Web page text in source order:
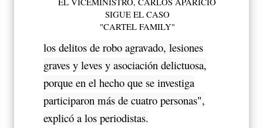
SIGUE EL CASO
"CARTEL FAMILY"
los delitos de robo agravado, lesiones
graves y leves y asociación delictuosa,
porque en el hecho que se investiga
participaron más de cuatro personas",
explicó a los periodistas.